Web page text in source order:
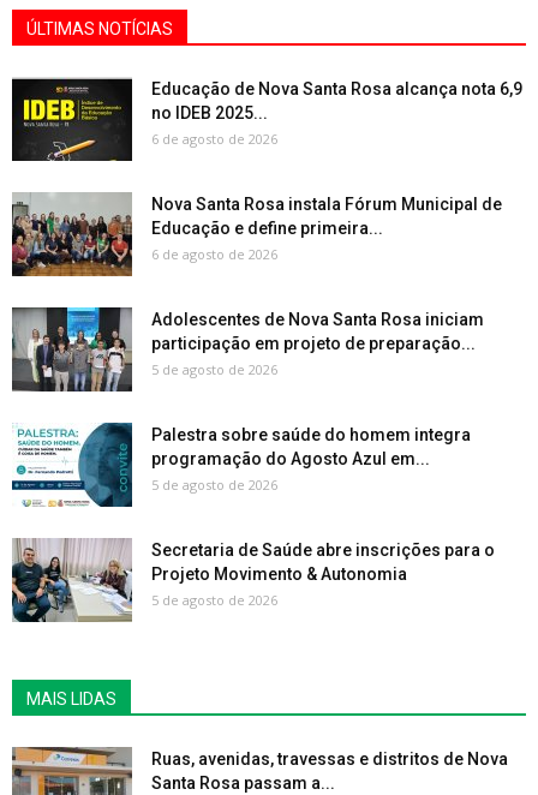
ÚLTIMAS NOTÍCIAS
Educação de Nova Santa Rosa alcança nota 6,9
no IDEB 2025...
6 de agosto de 2026
Nova Santa Rosa instala Fórum Municipal de
Educação e define primeira...
6 de agosto de 2026
Adolescentes de Nova Santa Rosa iniciam
participação em projeto de preparação...
5 de agosto de 2026
Palestra sobre saúde do homem integra
programação do Agosto Azul em...
5 de agosto de 2026
Secretaria de Saúde abre inscrições para o
Projeto Movimento & Autonomia
5 de agosto de 2026
MAIS LIDAS
Ruas, avenidas, travessas e distritos de Nova
Santa Rosa passam a...